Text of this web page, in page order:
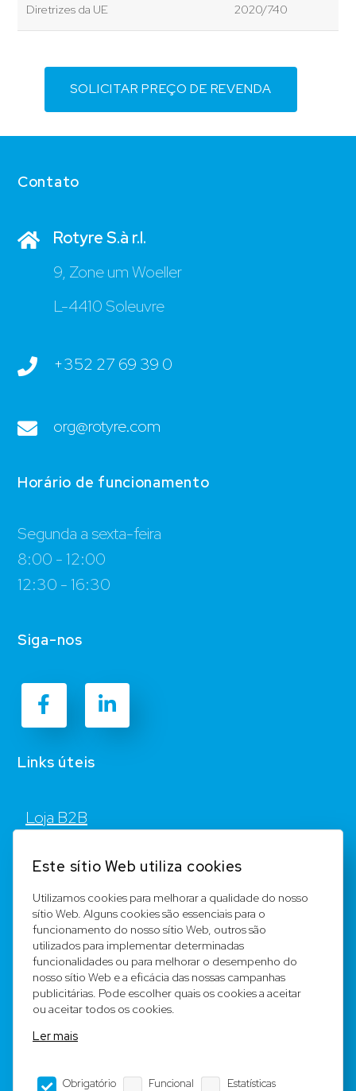
Diretrizes da UE 2020/740
SOLICITAR PREÇO DE REVENDA
Contato
Rotyre S.à r.l.
9, Zone um Woeller
L-4410 Soleuvre
+352 27 69 39 0
org@rotyre.com
Horário de funcionamento
Segunda a sexta-feira
8:00 - 12:00
12:30 - 16:30
Siga-nos
Links úteis
Loja B2B
Registar
Equipa
Notícia legal
Este sítio Web utiliza cookies
Utilizamos cookies para melhorar a qualidade do nosso
sítio Web. Alguns cookies são essenciais para o
funcionamento do nosso sítio Web, outros são
utilizados para implementar determinadas
funcionalidades ou para melhorar o desempenho do
nosso sítio Web e a eficácia das nossas campanhas
publicitárias. Pode escolher quais os cookies a aceitar
ou aceitar todos os cookies.
Ler mais
Obrigatório Funcional Estatísticas